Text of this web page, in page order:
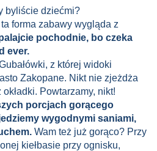
byliście dziećmi?
forma zabawy wygląda z
pochodnie, bo czeka
ever.
z której widoki
Zakopane. Nikt nie zjeżdża
Powtarzamy, nikt!
porcjach gorącego
wygodnymi saniami,
Wam też już gorąco? Przy
kiełbasie przy ognisku,